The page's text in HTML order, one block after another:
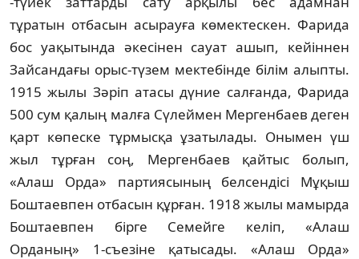
тұратын отбасын асырауға көмектескен. Фарида
бос уақытында әкесінен сауат ашып, кейіннен
Зайсандағы орыс-түзем мектебінде білім алыпты.
1915 жылы Зәріп атасы дүние салғанда, Фарида
500 сум қалың малға Сүлеймен Мергенбаев деген
қарт көпеске тұрмысқа ұзатылады. Онымен үш
жыл тұрған соң, Мергенбаев қайтыс болып,
«Алаш Орда» партиясының белсендісі Мұқыш
Бош­таевпен отбасын құрған. 1918 жылы мамырда
Боштаевпен бірге Семейге келіп, «Алаш
Орданың» 1-съезіне қатысады. «Алаш Орда»